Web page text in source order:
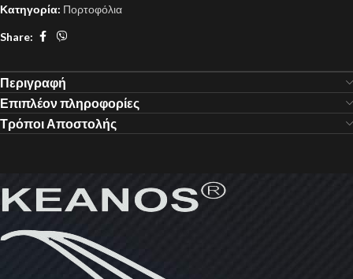
Κατηγορία: Πορτοφόλια
Share:
Περιγραφή
Επιπλέον πληροφορίες
Τρόποι Αποστολής